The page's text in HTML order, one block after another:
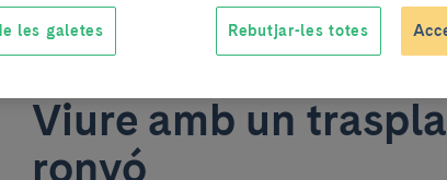
Un projecte elaborat
Viure amb un
ronyó
Rebutjar-les totes
les galetes